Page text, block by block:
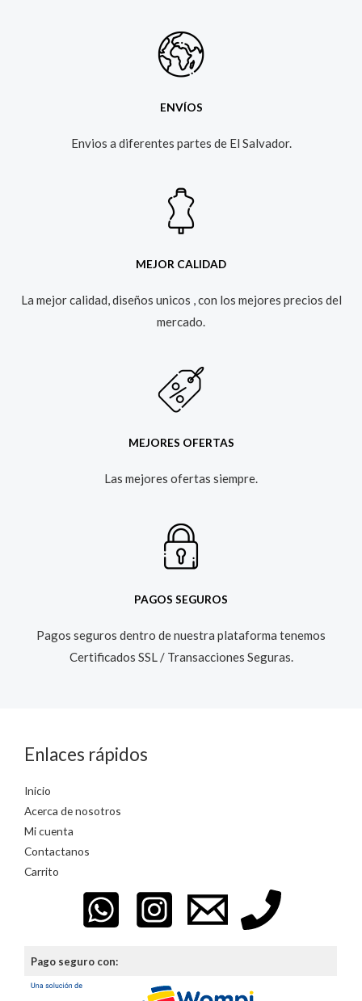
ENVÍOS
Envios a diferentes partes de El Salvador.​
MEJOR CALIDAD
La mejor calidad, diseños unicos , con los mejores precios del
mercado.​
MEJORES OFERTAS
Las mejores ofertas siempre.​
PAGOS SEGUROS
Pagos seguros dentro de nuestra plataforma tenemos
Certificados SSL / Transacciones Seguras.​
Enlaces rápidos
Inicio
Acerca de nosotros
Mi cuenta
Contactanos
Carrito
Pago seguro con: